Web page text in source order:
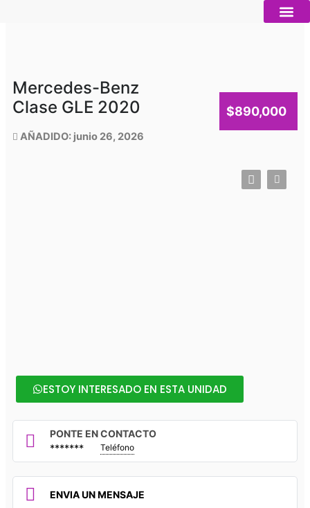
Mercedes-Benz
Clase GLE 2020
AÑADIDO: junio 26, 2026
$890,000
ESTOY INTERESADO EN ESTA UNIDAD
PONTE EN CONTACTO
******* Teléfono
ENVIA UN MENSAJE